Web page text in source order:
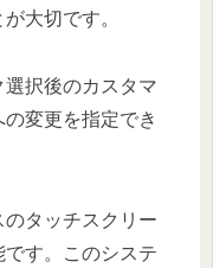
大切です。
択後のカスタマ
変更を指定でき
タッチスクリー
す。このシステ